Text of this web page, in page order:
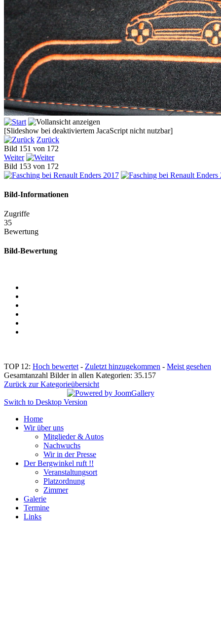
[Slideshow bei deaktiviertem JacaScript nicht nutzbar]
Zurück
Bild 151 von 172
Weiter
Bild 153 von 172
Bild-Informationen
Zugriffe
35
Bewertung
Bild-Bewertung
TOP 12: Hoch bewertet - Zuletzt hinzugekommen - Meist gesehen
Gesamtanzahl Bilder in allen Kategorien: 35.157
Zurück zur Kategorieübersicht
Switch to Desktop Version
Home
Wir über uns
Mitglieder & Autos
Nachwuchs
Wir in der Presse
Der Bergwinkel ruft !!
Veranstaltungsort
Platzordnung
Zimmer
Galerie
Termine
Links